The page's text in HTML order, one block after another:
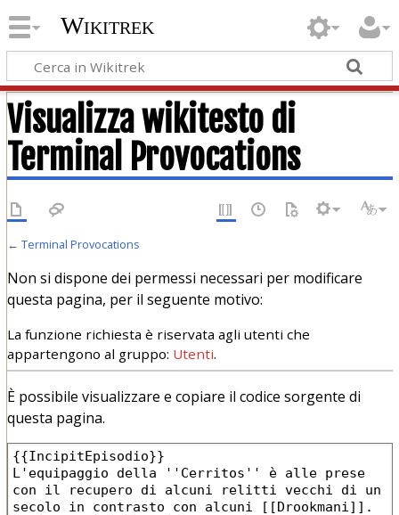
Wikitrek
Visualizza wikitesto di
Terminal Provocations
← Terminal Provocations
Non si dispone dei permessi necessari per modificare
questa pagina, per il seguente motivo:
La funzione richiesta è riservata agli utenti che
appartengono al gruppo: Utenti.
È possibile visualizzare e copiare il codice sorgente di
questa pagina.